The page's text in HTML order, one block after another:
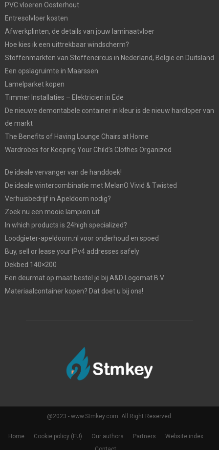
PVC vloeren Oosterhout
Entresolvloer kosten
Afwerkplinten, de details van jouw laminaatvloer
Hoe kies ik een uittrekbaar windscherm?
Stoffenmarkten van Stoffencircus in Nederland, België en Duitsland
Een opslagruimte in Maarssen
Lamelparket kopen
Timmer Installaties – Elektricien in Ede
De nieuwe demontabele container in kleur is de nieuw hardloper van
de markt
The Benefits of Having Lounge Chairs at Home
Wardrobes for Keeping Your Child’s Clothes Organized
De ideale vervanger van de handdoek!
De ideale wintercombinatie met MelanO Vivid & Twisted
Verhuisbedrijf in Apeldoorn nodig?
Zoek nu een mooie lampion uit
In which products is 24high specialized?
Loodgieter-apeldoorn.nl voor onderhoud en spoed
Buy, sell or lease your IPv4 addresses safely
Dekbed 140×200
Een deurmat op maat bestel je bij A&D Logomat B.V.
Materiaalcontainer kopen? Dat doet u bij ons!
@2023 - www.Stmkey.com. All Right Reserved.
Home Cookie policy (EU) Our authors Partners
Website index